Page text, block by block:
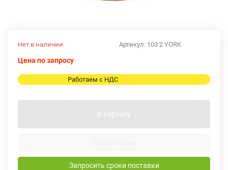
Артикул: 103 2 YORK
Нет в наличии
Цена по запросу
Работаем с НДС
В корзину
Запросить сроки поставки